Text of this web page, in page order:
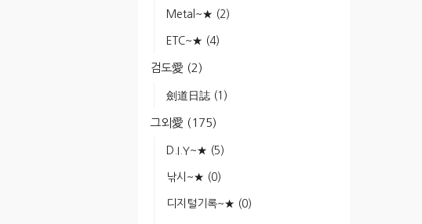
Metal~★ (2)
ETC~★ (4)
검도愛 (2)
劍道日誌 (1)
그외愛 (175)
D.I.Y~★ (5)
낚시~★ (0)
디지털기록~★ (0)